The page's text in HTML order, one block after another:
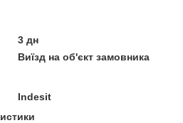
3 дн
Виїзд на об'єкт замовника
Indesit